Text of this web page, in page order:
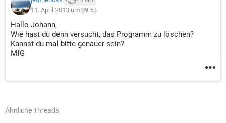
11. April 2013 um 09:53
Hallo Johann,
Wie hast du denn versucht, das Programm zu löschen?
Kannst du mal bitte genauer sein?
MfG
Ähnliche Threads